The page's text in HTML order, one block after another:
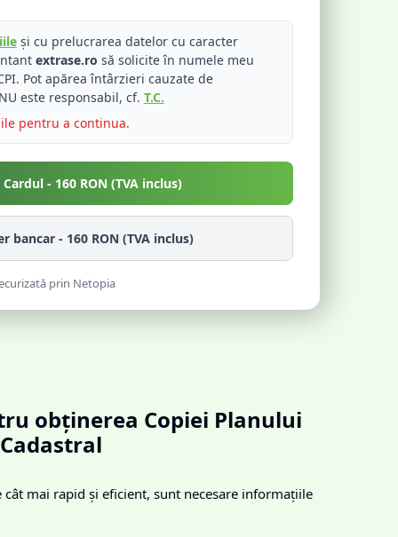
și cu prelucrarea datelor cu caracter
extrase.ro să solicite în numele meu
Pot apărea întârzieri cauzate de
este responsabil, cf. T.C.
pentru a continua.
- 160 RON (TVA inclus)
bancar - 160 RON (TVA inclus)
prin Netopia
obținerea Copiei Planului
Cadastral
cât mai rapid și eficient, sunt necesare informațiile